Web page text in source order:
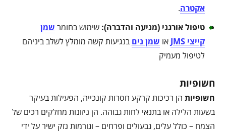
אקטרה.
טיפול אורגני (מניעה והדברה): שימוש בחומר שמן
קייצי JMS
או שמן נים בנגיעות קשה מומלץ לשלב ביניהם
לטיפול מעמיק
חשופיות
חשופיות הן רכיכות קרקע חסרות קונכייה, הפעילות בעיקר
בשעות הלילה או בתנאי לחות גבוהה. הן ניזונות מחלקים רכים של
הצמח – כולל עלים, גבעולים ופרחים – וגורמות נזק ישיר על ידי